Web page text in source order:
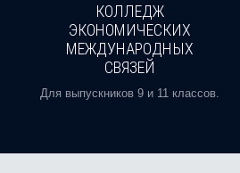
КОЛЛЕДЖ
ЭКОНОМИЧЕСКИХ
МЕЖДУНАРОДНЫХ
СВЯЗЕЙ
Для выпускников 9 и 11 классов.